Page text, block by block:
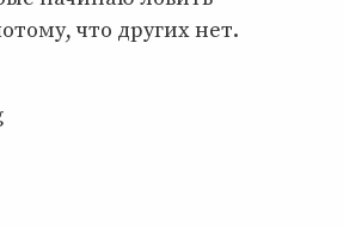
что других нет.